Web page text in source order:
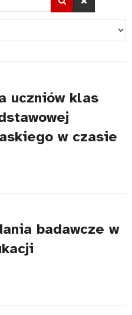
uczniów klas
w czasie
badawcze w